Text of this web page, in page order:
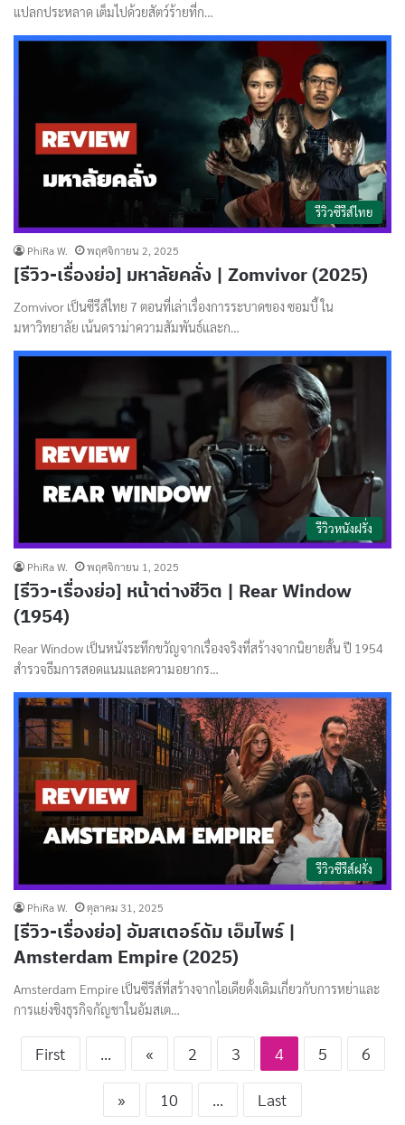
แปลกประหลาด เต็มไปด้วยสัตว์ร้ายที่ก…
รีวิวซีรีส์ไทย
PhiRa W. พฤศจิกายน 2, 2025
[รีวิว-เรื่องย่อ] มหาลัยคลั่ง | Zomvivor (2025)
Zomvivor เป็นซีรีส์ไทย 7 ตอนที่เล่าเรื่องการระบาดของ ซอมบี้ ใน
มหาวิทยาลัย เน้นดราม่าความสัมพันธ์และก…
รีวิวหนังฝรั่ง
PhiRa W. พฤศจิกายน 1, 2025
[รีวิว-เรื่องย่อ] หน้าต่างชีวิต | Rear Window
(1954)
Rear Window เป็นหนังระทึกขวัญจากเรื่องจริงที่สร้างจากนิยายสั้น ปี 1954
สำรวจธีมการสอดแนมและความอยากร…
รีวิวซีรีส์ฝรั่ง
PhiRa W. ตุลาคม 31, 2025
[รีวิว-เรื่องย่อ] อัมสเตอร์ดัม เอ็มไพร์ |
Amsterdam Empire (2025)
Amsterdam Empire เป็นซีรีส์ที่สร้างจากไอเดียดั้งเดิมเกี่ยวกับการหย่าและ
การแย่งชิงธุรกิจกัญชาในอัมสเต…
First ... « 2 3 4 5 6
» 10 ... Last